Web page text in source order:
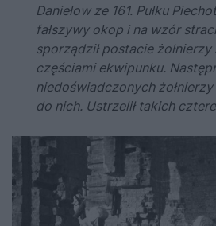
Daniełow ze 161. Pułku
fałszywy okop i na wzór
sporządził postacie
częściami ekwipunku.
niedoświadczonych
do nich. Ustrzelił takich